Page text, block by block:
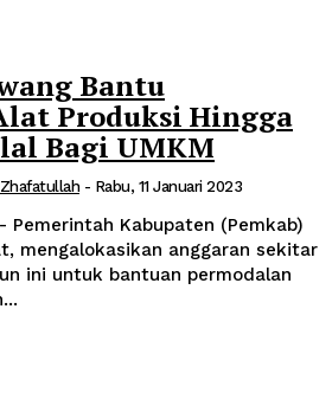
Bantu
Produksi Hingga
Bagi UMKM
- Rabu, 11 Januari 2023
Pemerintah Kabupaten (Pemkab)
mengalokasikan anggaran sekitar
ini untuk bantuan permodalan